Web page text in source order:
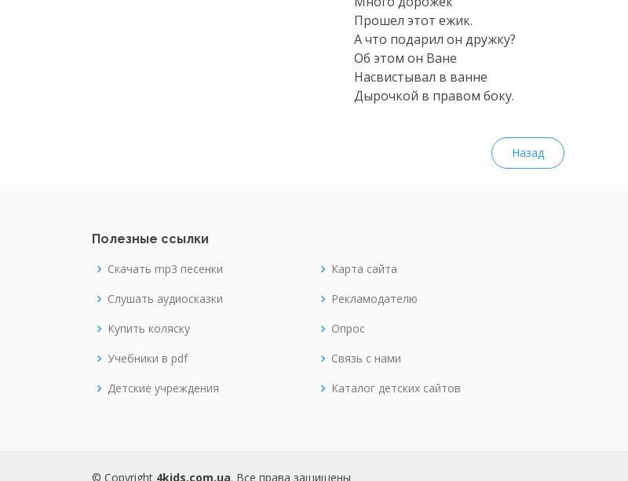
Прошел этот ежик.
А что подарил он дружку?
Об этом он Ване
Насвистывал в ванне
Дырочкой в правом боку.
Назад
Полезные ссылки
Скачать mp3 песенки
Слушать аудиосказки
Купить коляску
Учебники в pdf
Детские учреждения
Карта сайта
Рекламодателю
Опрос
Связь с нами
Каталог детских сайтов
© Copyright 4kids.com.ua. Все права защищены